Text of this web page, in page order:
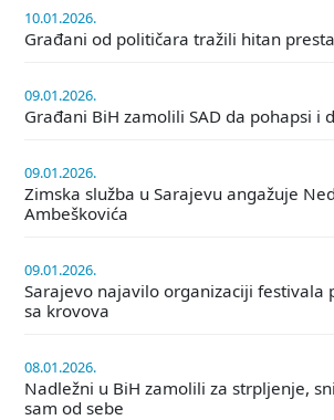
10.01.2026.
Građani od političara tražili hitan
09.01.2026.
Građani BiH zamolili SAD da pohapsi i
09.01.2026.
Zimska služba u Sarajevu angažuje
Ambeškovića
09.01.2026.
Sarajevo najavilo organizaciji festivala
sa krovova
08.01.2026.
Nadležni u BiH zamolili za strpljenje,
sam od sebe